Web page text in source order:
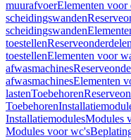
muurafvoerElementen voor
scheidingswanden
scheidingswanden
toestellen
toestellenElementen voor
afwasmachines
afwasmachinesElementen
lastenToebehoren
Toebehoren
InstallatiemodulesModules
Modules voor wc's